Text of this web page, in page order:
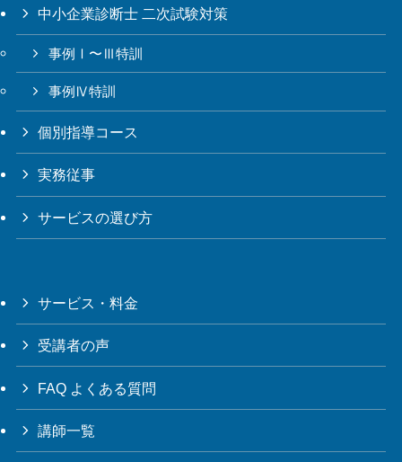
中小企業診断士 二次試験対策
事例Ⅰ〜Ⅲ特訓
事例Ⅳ特訓
個別指導コース
実務従事
サービスの選び方
サービス・料金
受講者の声
FAQ よくある質問
講師一覧